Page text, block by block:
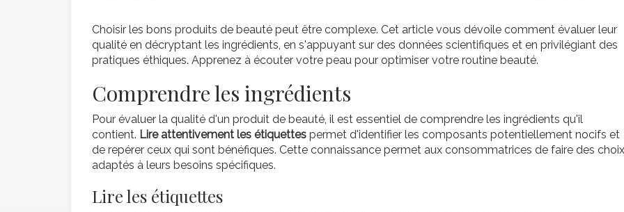
Choisir les bons produits de beauté peut être complexe. Cet article vous dévoile comment évaluer leur
qualité en décryptant les ingrédients, en s'appuyant sur des données scientifiques et en privilégiant des
pratiques éthiques. Apprenez à écouter votre peau pour optimiser votre routine beauté.
Comprendre les ingrédients
Pour évaluer la qualité d'un produit de beauté, il est essentiel de comprendre les ingrédients qu'il
contient. Lire attentivement les étiquettes permet d'identifier les composants potentiellement nocifs et
de repérer ceux qui sont bénéfiques. Cette connaissance permet aux consommatrices de faire des choix
adaptés à leurs besoins spécifiques.
Lire les étiquettes